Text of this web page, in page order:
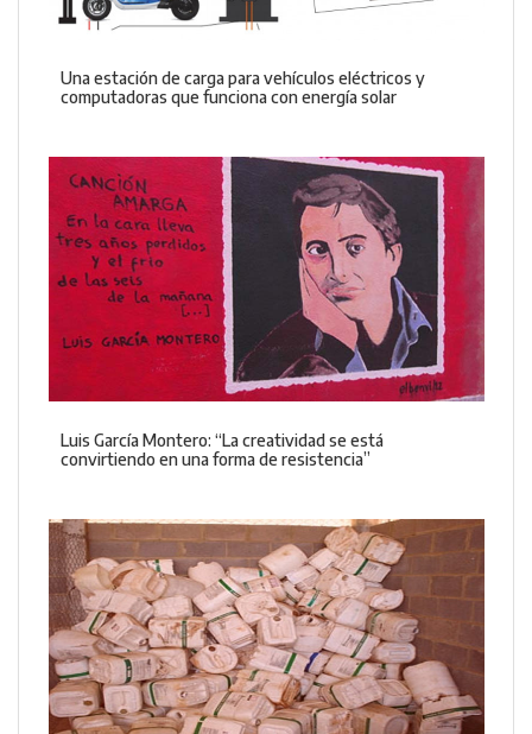
Una estación de carga para vehículos eléctricos y
computadoras que funciona con energía solar
Luis García Montero: “La creatividad se está
convirtiendo en una forma de resistencia”